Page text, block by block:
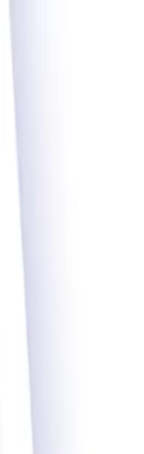
2,200件突破。